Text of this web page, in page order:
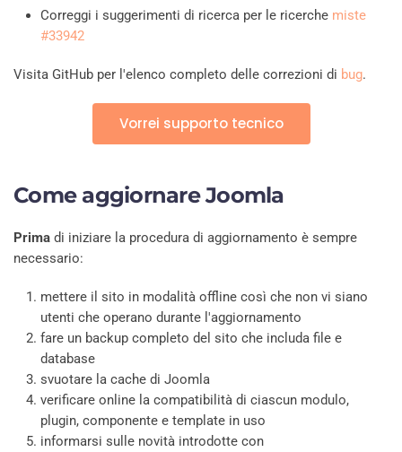
Correggi i suggerimenti di ricerca per le ricerche miste
#33942
Visita GitHub per l'elenco completo delle correzioni di bug.
Vorrei supporto tecnico
Come aggiornare Joomla
Prima di iniziare la procedura di aggiornamento è sempre
necessario:
mettere il sito in modalità offline così che non vi siano
utenti che operano durante l'aggiornamento
fare un backup completo del sito che includa file e
database
svuotare la cache di Joomla
verificare online la compatibilità di ciascun modulo,
plugin, componente e template in uso
informarsi sulle novità introdotte con